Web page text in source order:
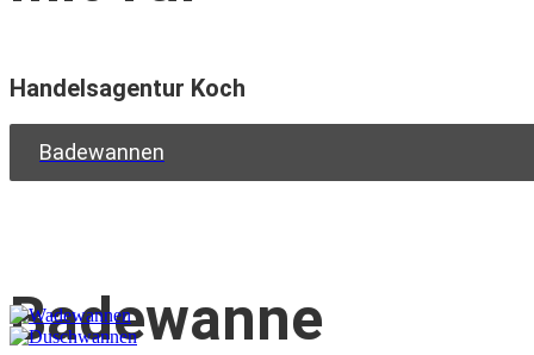
Handelsagentur Koch
Badewannen
Badewanne